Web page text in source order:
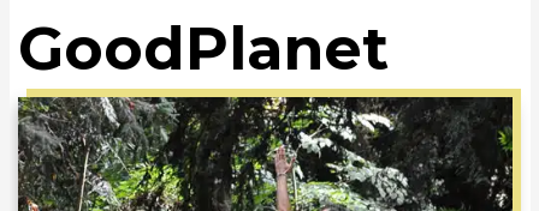
GoodPlanet